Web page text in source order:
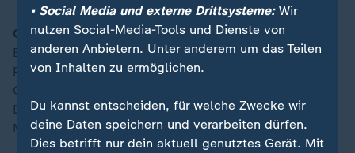
CSU-Parteitag beginnt:Knapp ein Jahr vor der
Bundestagswahl kommt die CSU heute zu einem
Parteitag in Augsburg zusammen. In einer
Grundsatzrede will Parteichef Markus Söder die
Delegierten schon zum Auftakt auf den Kampf um die
Macht in Berlin einschwören.
• Social Media und externe Drittsysteme:Wir
nutzen Social-Media-Tools und Dienste von
anderen Anbietern. Unter anderem um das Teilen
von Inhalten zu ermöglichen.
Du kannst entscheiden, für welche Zwecke wir
deine Daten speichern und verarbeiten dürfen.
Dies betrifft nur dein aktuell genutztes Gerät. Mit